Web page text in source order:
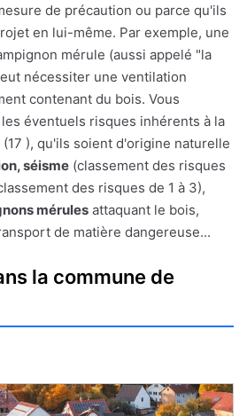
de précaution ou parce qu'ils
en lui-même. Par exemple, une
mérule (aussi appelé "la
nécessiter une ventilation
contenant du bois. Vous
éventuels risques inhérents à la
), qu'ils soient d'origine naturelle
séisme (classement des risques
des risques de 1 à 3),
mérules attaquant le bois,
de matière dangereuse...
la commune de